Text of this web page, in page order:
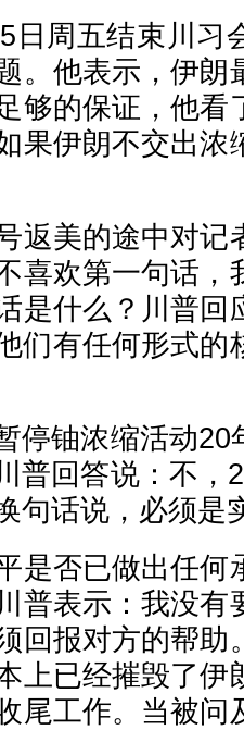
日周五结束川习
。他表示，伊朗
够的保证，他看
果伊朗不交出浓
返美的途中对记
喜欢第一句话，
是什么？川普回
有任何形式的
停铀浓缩活动20
普回答说：不，
句话说，必须是
是否已做出任何
普表示：我没有
回报对方的帮助
上已经摧毁了伊
尾工作。当被问